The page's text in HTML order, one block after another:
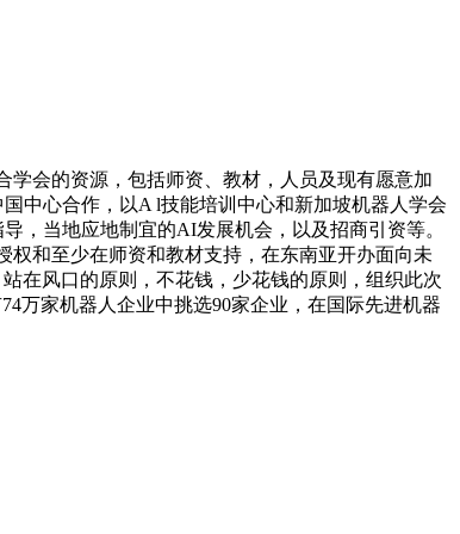
会的资源，包括师资、教材，人员及现有愿意加
中心合作，以A l技能培训中心和新加坡机器人学会
，当地应地制宜的AI发展机会，以及招商引资等。
权和至少在师资和教材支持，在东南亚开办面向未
在风口的原则，不花钱，少花钱的原则，组织此次
万家机器人企业中挑选90家企业，在国际先进机器